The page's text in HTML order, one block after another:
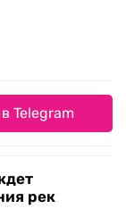
Telegram
рек